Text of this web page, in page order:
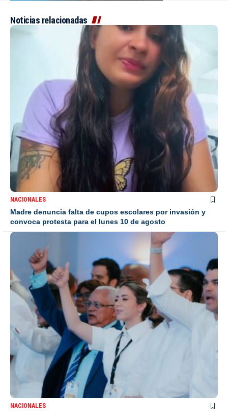
Noticias relacionadas
NACIONALES
Madre denuncia falta de cupos escolares por invasión y
convoca protesta para el lunes 10 de agosto
NACIONALES